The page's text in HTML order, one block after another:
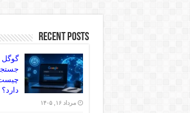
Recent Posts
گوگل
چیست
دارد؟
مرداد ۱۶, ۱۴۰۵